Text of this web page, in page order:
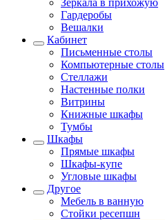
Зеркала в прихожую
Гардеробы
Вешалки
Кабинет
Письменные столы
Компьютерные столы
Стеллажи
Настенные полки
Витрины
Книжные шкафы
Тумбы
Шкафы
Прямые шкафы
Шкафы-купе
Угловые шкафы
Другое
Мебель в ванную
Стойки ресепшн